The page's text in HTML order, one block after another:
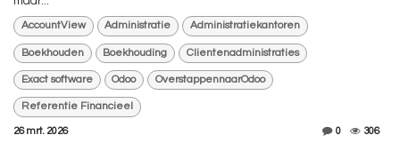
AccountView Administratie Administratiekantoren
Boekhouden Boekhouding Clientenadministraties
Exact software Odoo OverstappennaarOdoo
Referentie Financieel
26 mrt. 2026 0 306